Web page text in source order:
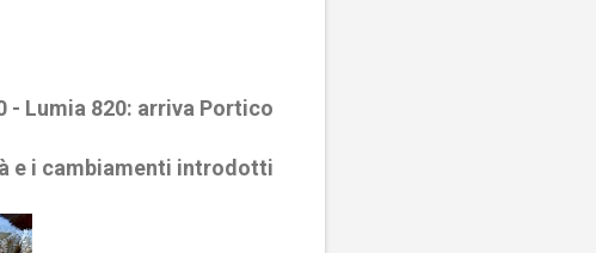
- Lumia 820: arriva Portico
e i cambiamenti introdotti